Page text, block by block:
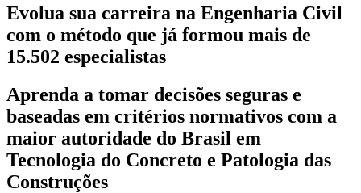
Evolua sua carreira na Engenharia Civil
com o método que já formou mais de
15.502 especialistas
Aprenda a tomar decisões seguras e
baseadas em critérios normativos com a
maior autoridade do Brasil em
Tecnologia do Concreto e Patologia das
Construções